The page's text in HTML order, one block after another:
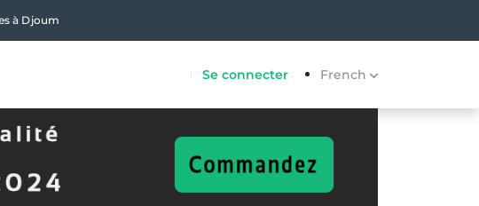
à Djoum
Se connecter French